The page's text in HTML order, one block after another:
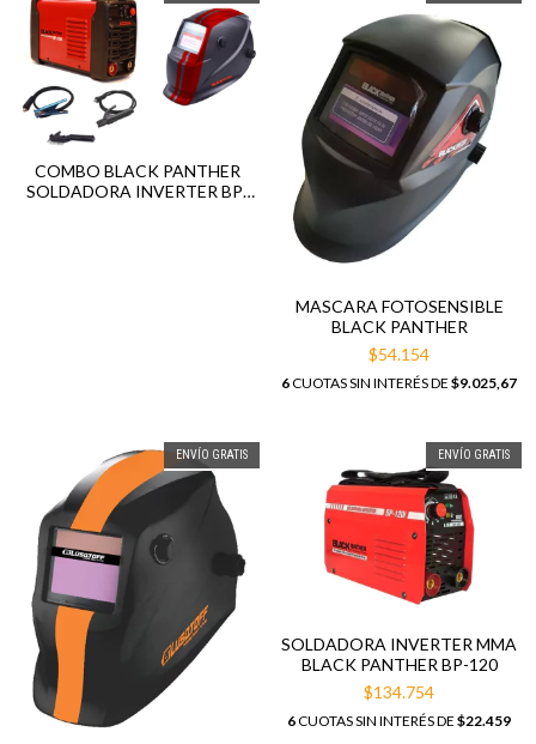
COMBO BLACK PANTHER
SOLDADORA INVERTER BP-
MASCARA FOTOSENSIBLE
BLACK PANTHER
$54.154
6CUOTAS SIN INTERÉS DE $9.025,67
ENVÍO GRATIS ENVÍO GRATIS
SOLDADORA INVERTER MMA
BLACK PANTHER BP-120
$134.754
6CUOTAS SIN INTERÉS DE $22.459